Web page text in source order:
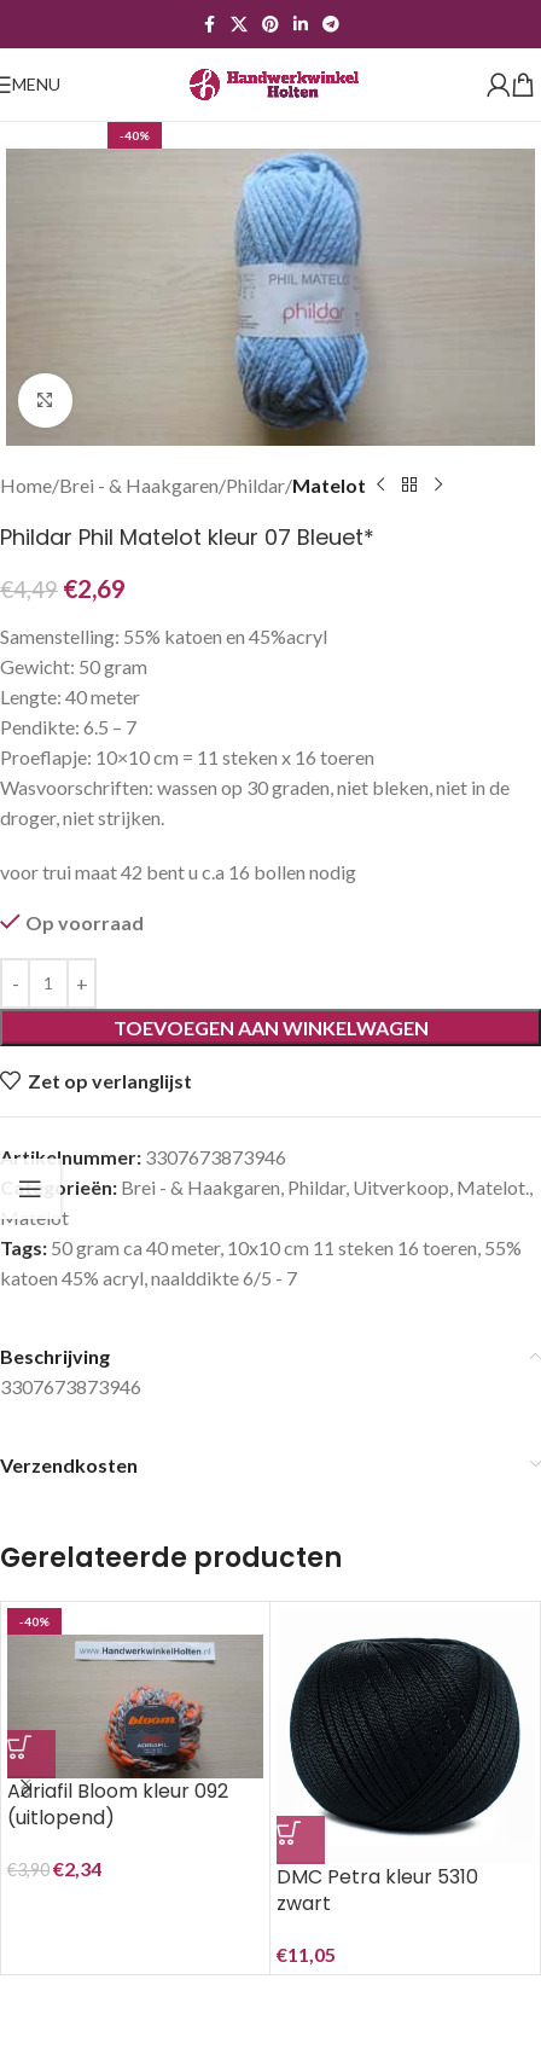
MENU
-40%
Klik om te vergroten
Home Brei - & Haakgaren Phildar Matelot
Phildar Phil Matelot kleur 07 Bleuet*
€4,49 €2,69
Samenstelling: 55% katoen en 45%acryl
Gewicht: 50 gram
Lengte: 40 meter
Pendikte: 6.5 – 7
Proeflapje: 10×10 cm = 11 steken x 16 toeren
Wasvoorschriften: wassen op 30 graden, niet bleken, niet in de
droger, niet strijken.
voor trui maat 42 bent u c.a 16 bollen nodig
Op voorraad
TOEVOEGEN AAN WINKELWAGEN
Zet op verlanglijst
Artikelnummer: 3307673873946
Categorieën: Brei - & Haakgaren Phildar, Uitverkoop Matelot.
Matelot
Tags: 50 gram ca 40 meter, 10x10 cm 11 steken 16 toeren 55%
katoen 45% acryl naalddikte 6/5 - 7
Beschrijving
3307673873946
Verzendkosten
Gerelateerde producten
-40%
Adriafil Bloom kleur 092
(uitlopend)
€3,90€2,34
DMC Petra kleur 5310
zwart
€11,05